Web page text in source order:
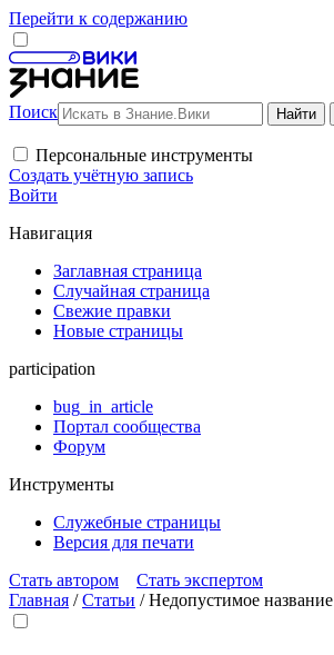
Перейти к содержанию
Поиск
Персональные инструменты
Создать учётную запись
Войти
Навигация
Заглавная страница
Случайная страница
Свежие правки
Новые страницы
participation
bug_in_article
Портал сообщества
Форум
Инструменты
Служебные страницы
Версия для печати
Стать автором
Стать экспертом
Главная /Статьи /Недопустимое название